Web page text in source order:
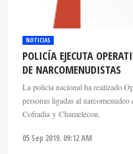
NOTICIAS
POLICÍA EJECUTA
DE NARCOMENUDISTAS
La policia nacional ha realizado
personas ligadas al narcomenudeo
Cofradia y Chamelecon.
05 Sep 2019. 09:12 AM